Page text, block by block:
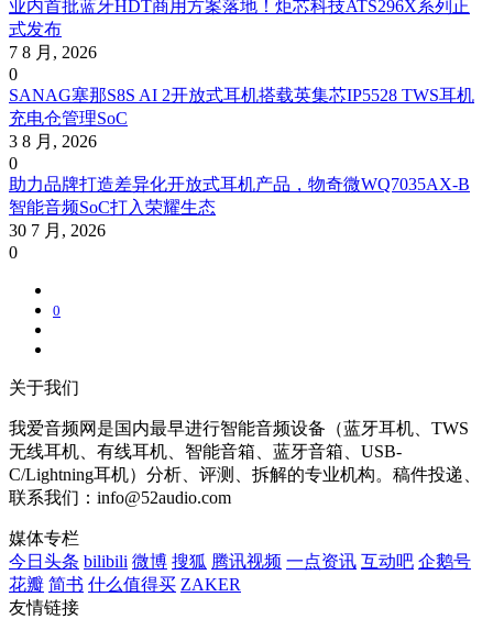
业内首批蓝牙HDT商用方案落地！炬芯科技ATS296X系列正
式发布
7 8 月, 2026
0
SANAG塞那S8S AI 2开放式耳机搭载英集芯IP5528 TWS耳机
充电仓管理SoC
3 8 月, 2026
0
助力品牌打造差异化开放式耳机产品，物奇微WQ7035AX-B
智能音频SoC打入荣耀生态
30 7 月, 2026
0
0
关于我们
我爱音频网是国内最早进行智能音频设备（蓝牙耳机、TWS
无线耳机、有线耳机、智能音箱、蓝牙音箱、USB-
C/Lightning耳机）分析、评测、拆解的专业机构。稿件投递、
联系我们：info@52audio.com
媒体专栏
今日头条 bilibili 微博 搜狐 腾讯视频 一点资讯 互动吧 企鹅号
花瓣 简书 什么值得买 ZAKER
友情链接